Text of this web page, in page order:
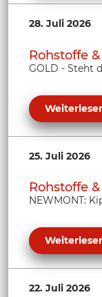
28. Juli 2026
Rohstoffe
GOLD - Steht
25. Juli 2026
Rohstoffe
NEWMONT:
22. Juli 2026